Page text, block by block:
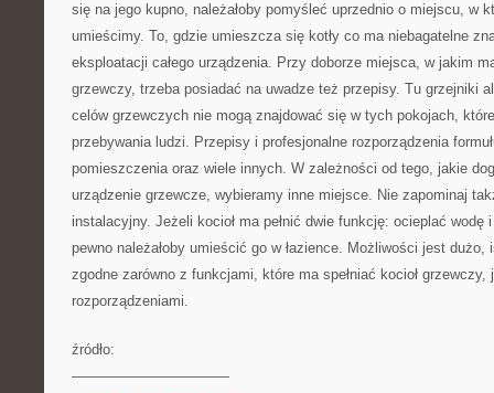
się na jego kupno, należałoby pomyśleć uprzednio o miejscu, w
umieścimy. To, gdzie umieszcza się kotły co ma niebagatelne
eksploatacji całego urządzenia. Przy doborze miejsca, w jakim
grzewczy, trzeba posiadać na uwadze też przepisy. Tu grzejniki
celów grzewczych nie mogą znajdować się w tych pokojach,
przebywania ludzi. Przepisy i profesjonalne rozporządzenia
pomieszczenia oraz wiele innych. W zależności od tego, jakie
urządzenie grzewcze, wybieramy inne miejsce. Nie zapominaj
instalacyjny. Jeżeli kocioł ma pełnić dwie funkcję: ocieplać
pewno należałoby umieścić go w łazience. Możliwości jest dużo,
zgodne zarówno z funkcjami, które ma spełniać kocioł
rozporządzeniami.
źródło:
———————————